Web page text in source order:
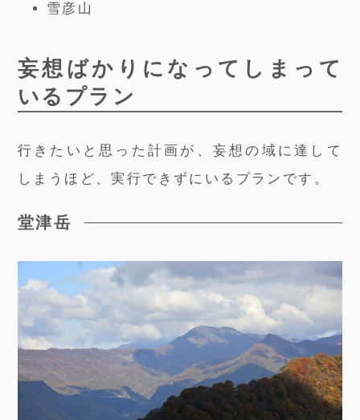
雪彦山
妄想ばかりになってしまって
いるプラン
行きたいと思った計画が、妄想の域に達して
しまうほど、実行できずにいるプランです。
堂津岳